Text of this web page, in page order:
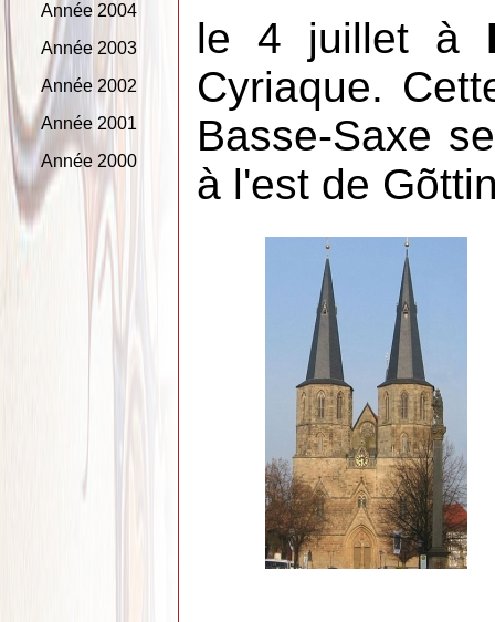
Année 2004
Année 2003
Année 2002
Année 2001
Année 2000
le 4 juillet à
Cyriaque.
Basse-Saxe
à l'est de